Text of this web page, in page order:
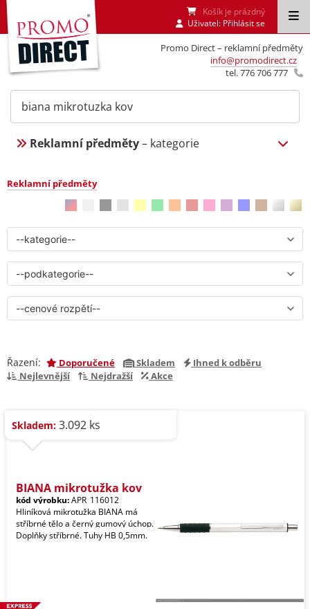
Promo Direct – reklamní předměty
info@promodirect.cz
tel. 776 706 777
Košík je prázdný
Uživatel: Přihlásit se
Reklamní předměty– kategorie
Reklamní předměty
Řazení: Doporučené Skladem
Ihned k odběru
Nejlevnější
Nejdražší Akce
Skladem: 3.092 ks
BIANA mikrotužka kov
kód výrobku:APR_116012
Hliníková mikrotužka BIANA má
stříbrné tělo a černý gumový úchop.
Doplňky stříbrné. Tuhy HB 0,5mm.